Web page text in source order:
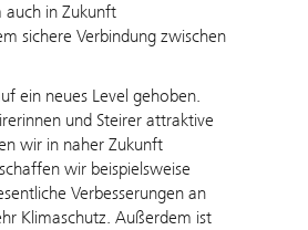
in Zukunft
sichere Verbindung zwischen
ein neues Level gehoben.
und Steirer attraktive
wir in naher Zukunft
wir beispielsweise
Verbesserungen an
Klimaschutz. Außerdem ist